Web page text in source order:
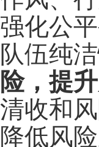
强化公
队伍纯
险，提
清收和
降低风